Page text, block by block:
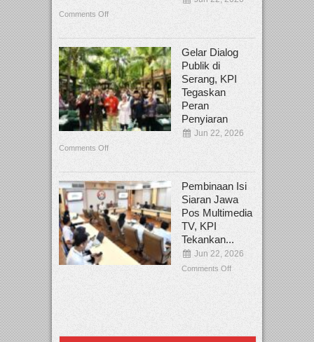
Comments Off
Gelar Dialog
Publik di
Serang, KPI
Tegaskan
Peran
Penyiaran
Jun 22, 2026
Comments Off
Pembinaan Isi
Siaran Jawa
Pos Multimedia
TV, KPI
Tekankan...
Jun 22, 2026
Comments Off